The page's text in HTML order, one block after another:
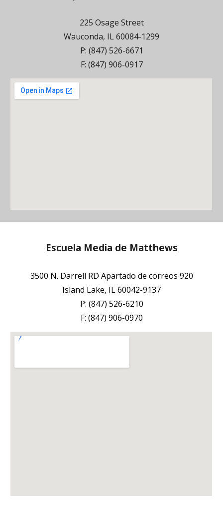
225 Osage Street
Wauconda, IL 60084-1299
P: (847) 526-6671
F: (847) 906-0917
Escuela Media de Matthews
3500 N. Darrell RD Apartado de correos 920
Island Lake, IL 60042-9137
P: (847) 526-6210
F: (847) 906-0970